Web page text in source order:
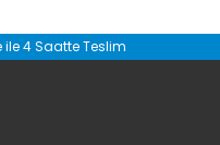
ile 4 Saatte Teslim